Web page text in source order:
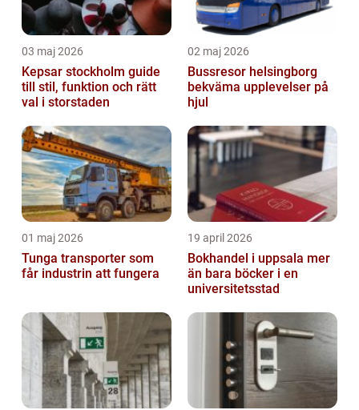
03 maj 2026
Kepsar stockholm guide
till stil, funktion och rätt
val i storstaden
02 maj 2026
Bussresor helsingborg
bekväma upplevelser på
hjul
01 maj 2026
Tunga transporter som
får industrin att fungera
19 april 2026
Bokhandel i uppsala mer
än bara böcker i en
universitetsstad